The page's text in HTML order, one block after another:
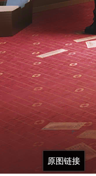
原图链接
原图链接
原图链接